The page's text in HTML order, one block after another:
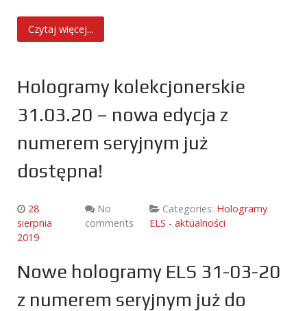
Czytaj więcej...
Hologramy kolekcjonerskie
31.03.20 – nowa edycja z
numerem seryjnym już
dostępna!
28
sierpnia
2019
No
comments
Categories: Hologramy
ELS - aktualności
Nowe hologramy ELS 31-03-20
z numerem seryjnym już do